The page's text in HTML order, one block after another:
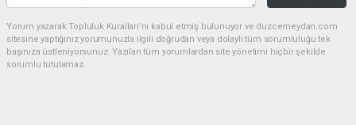
Yorum yazarak Topluluk Kuralları’nı kabul etmiş bulunuyor ve duzcemeydan.com
sitesine yaptığınız yorumunuzla ilgili doğrudan veya dolaylı tüm sorumluluğu tek
başınıza üstleniyorsunuz. Yazılan tüm yorumlardan site yönetimi hiçbir şekilde
sorumlu tutulamaz.